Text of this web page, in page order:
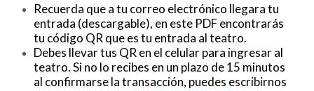
Recuerda que a tu correo electrónico llegara tu
entrada (descargable), en este PDF encontrarás
tu código QR que es tu entrada al teatro.
Debes llevar tus QR en el celular para ingresar al
teatro. Si no lo recibes en un plazo de 15 minutos
al confirmarse la transacción, puedes escribirnos